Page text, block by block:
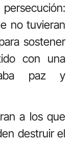
no tuvieran
sostener
con una
paz y
a los que
destruir el